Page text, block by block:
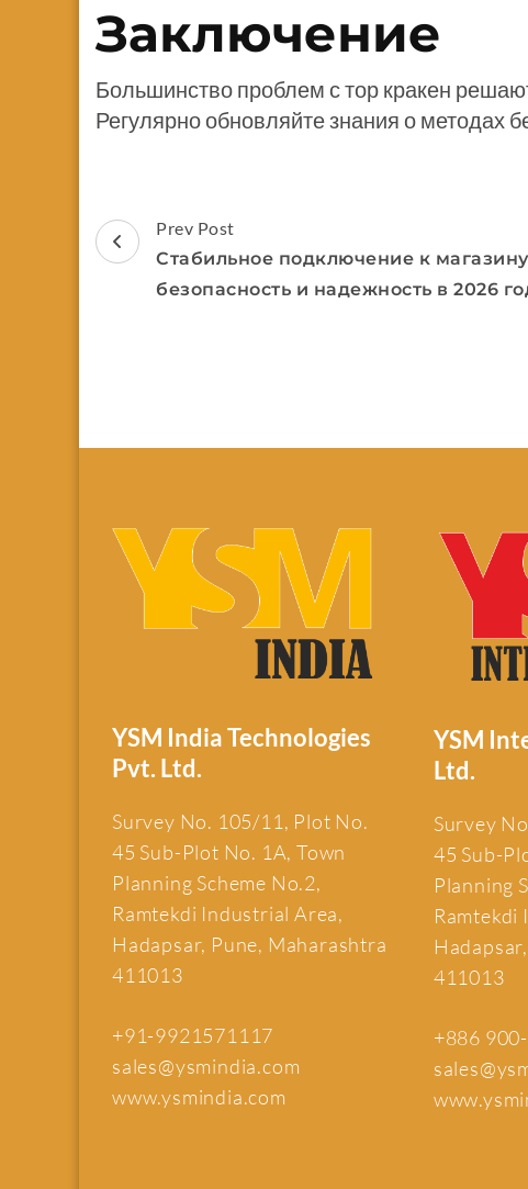
Заключение
Большинство проблем с тор кракен
Регулярно обновляйте знания о методах
Prev Post
Стабильное подключение к
безопасность и надежность в 2026
YSM India Technologies
Pvt. Ltd.
Survey No. 105/11, Plot No.
45 Sub-Plot No. 1A, Town
Planning Scheme No.2,
Ramtekdi Industrial Area,
Hadapsar, Pune, Maharashtra
411013
+91-9921571117
sales@ysmindia.com
www.ysmindia.com
YSM
Ltd.
Survey
45 Sub-
Planning
Ramtekdi
411013
+886